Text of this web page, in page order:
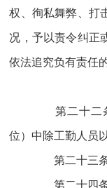
权、徇私舞弊、打
况，予以责令纠正
依法追究负有责任
第二十二条
位）中除工勤人员
第二十三条
第二十四条